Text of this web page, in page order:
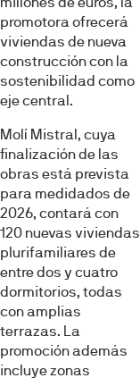
promotora ofrecerá
viviendas de nueva
construcción con la
sostenibilidad como
eje central.
Molí Mistral, cuya
finalización de las
obras está prevista
para medidados de
2026, contará con
120 nuevas viviendas
plurifamiliares de
entre dos y cuatro
dormitorios, todas
con amplias
terrazas. La
promoción además
incluye zonas